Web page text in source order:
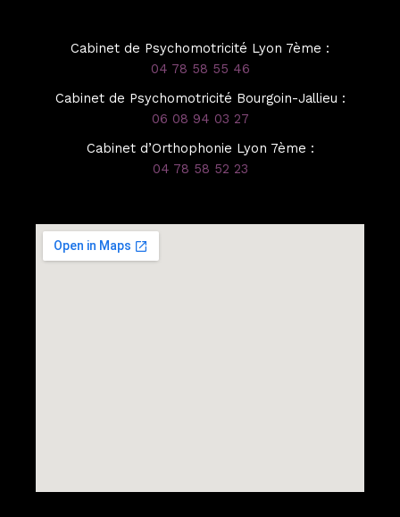
Cabinet de Psychomotricité Lyon 7ème :
04 78 58 55 46
Cabinet de Psychomotricité Bourgoin-Jallieu :
06 08 94 03 27
Cabinet d’Orthophonie Lyon 7ème :
04 78 58 52 23